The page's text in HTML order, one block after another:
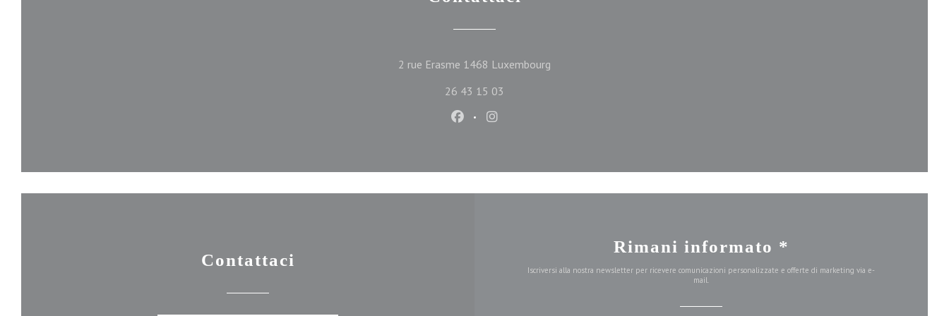
2 rue Erasme 1468 Luxembourg
26 43 15 03
Facebook ((apre una nuova finestra))
Instagram ((apre una nuova finestra))
Contattaci
Rimani informato *
Iscriversi alla nostra newsletter per ricevere comunicazioni personalizzate e offerte di marketing via e-
mail.